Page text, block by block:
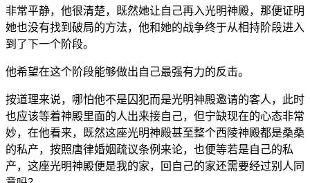
非常平静，他很清楚，既然她让自己再入光明神殿，那便证明
她也没有找到破局的方法，他和她的战争终于从相持阶段进入
到了下一个阶段。
他希望在这个阶段能够做出自己最强有力的反击。
按道理来说，哪怕他不是囚犯而是光明神殿邀请的客人，此时
也应该等着神殿里面的人出来接自己，但宁缺现在的心态非常
妙，在他看来，既然这座光明神殿甚至整个西陵神殿都是桑桑
的私产，按照唐律婚姻疏议条例来论，也便等若是自己的私
产，这座光明神殿便是我的家，回自己的家还需要经过别人同